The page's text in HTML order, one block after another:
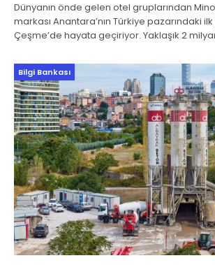
Dünyanın önde gelen otel gruplarından
markası Anantara’nın Türkiye pazarındaki
Çeşme’de hayata geçiriyor. Yaklaşık 2 milyar
Bilgi Bankası